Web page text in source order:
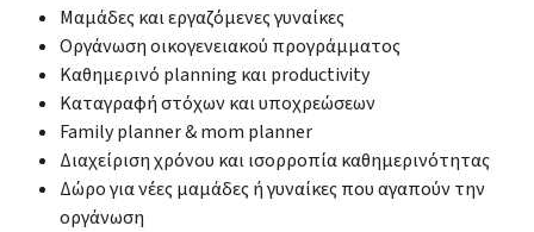
Μαμάδες και εργαζόμενες γυναίκες
Οργάνωση οικογενειακού προγράμματος
Καθημερινό planning και productivity
Καταγραφή στόχων και υποχρεώσεων
Family planner & mom planner
Διαχείριση χρόνου και ισορροπία καθημερινότητας
Δώρο για νέες μαμάδες ή γυναίκες που αγαπούν την
οργάνωση